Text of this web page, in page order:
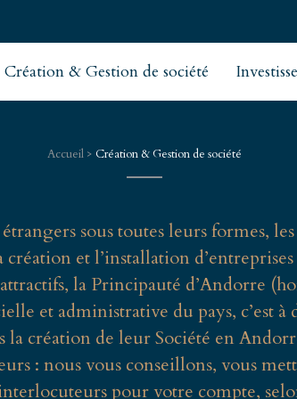
Création & Gestion de société
Accueil> Création & Gestion de société
sous toutes leurs formes,
et l’installation
la Principauté d’Andorre
et administrative du pays, c’est
la création de leur Société en
: nous vous conseillons, vous
pour votre compte,